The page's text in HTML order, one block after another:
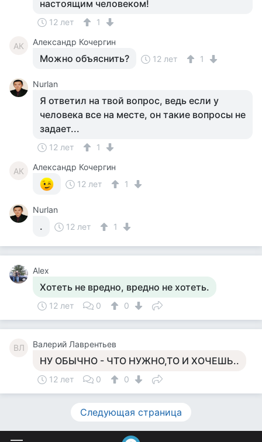
настоящим человеком!
12 лет 1
АК Александр Кочергин
Можно объяснить? 12 лет 1
Nurlan
Я ответил на твой вопрос, ведь если у
человека все на месте, он такие вопросы не
задает...
12 лет 1
АК
Александр Кочергин
12 лет
1
Nurlan
. 12 лет 1
Alex
Хотеть не вредно, вредно не хотеть.
12 лет 0 0
ВЛ Валерий Лаврентьев
НУ ОБЫЧНО - ЧТО НУЖНО,ТО И ХОЧЕШЬ..
12 лет 0 0
Следующая страница